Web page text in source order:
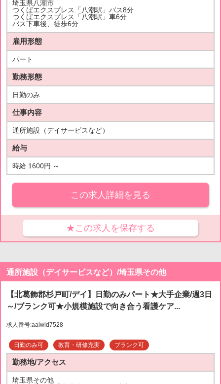
埼玉県八潮市
つくばエクスプレス「八潮駅」バス8分
つくばエクスプレス「八潮駅」車6分
バス下車後、徒歩6分
雇用形態
パート
勤務形態
日勤のみ
仕事内容
通所施設（デイサービスなど）
給与
時給 1600円 ～
この求人詳細を見る
★この求人を保存する
通所施設（デイサービスなど）/埼玉県その他
【北葛飾郡杉戸町/デイ】日勤のみパート★大手企業/週3日
～/ブランク可★小規模施設で向き合う看護ケア...
求人番号:aaiwid7528
日勤のみ可 教育・研修充実 ブランク可
勤務地/アクセス
埼玉県その他